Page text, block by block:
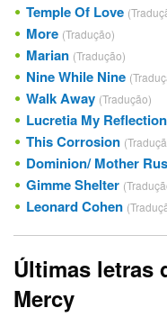
Temple Of Love
More (Tradução)
Marian (Tradução)
Nine While Nine
Walk Away (Tradução)
Lucretia My Reflection
This Corrosion
Dominion/ Mother
Gimme Shelter
Leonard Cohen
Últimas letras
Mercy